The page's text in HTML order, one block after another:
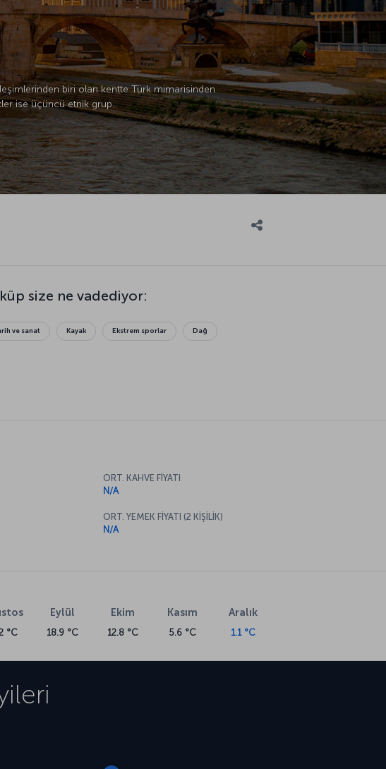
biri olan kentte Türk mimarisinden
ise üçüncü etnik grup.
size ne vadediyor:
ve sanat Kayak Ekstrem sporlar Dağ
ORT. KAHVE FİYATI
N/A
ORT. YEMEK FİYATI (2 KİŞİLİK)
N/A
°C
Eylül
18.9 °C
Ekim
12.8 °C
Kasım
5.6 °C
Aralık
1.1 °C